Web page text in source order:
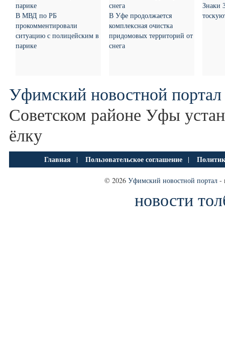
В МВД по РБ
прокомментировали
ситуацию с полицейским в
парике
В Уфе продолжается
комплексная очистка
придомовых территорий от
снега
Знаки
Уфимский новостной портал
Советском районе Уфы
ёлку
Главная | Пользовательское соглашение |
© 2026 Уфимский новостной портал -
новости